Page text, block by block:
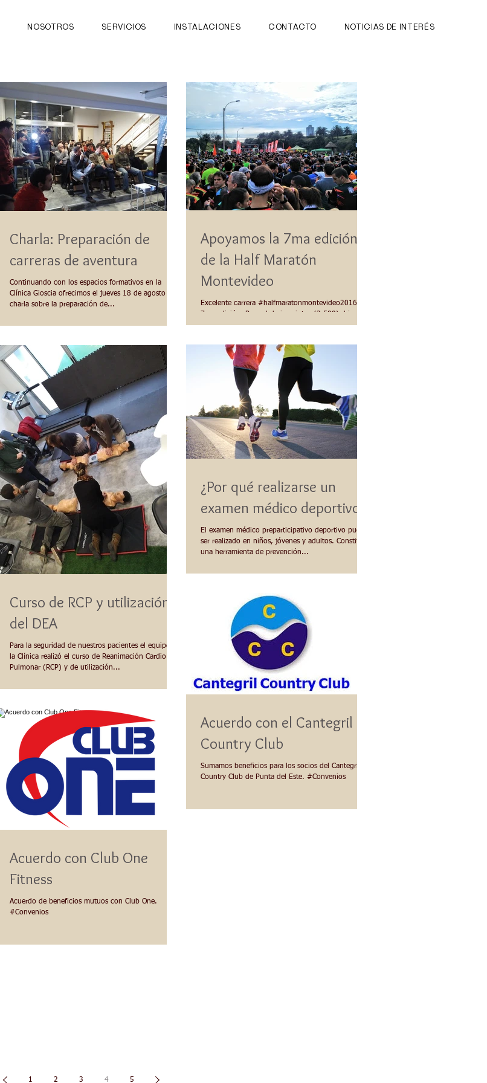
NOSOTROS SERVICIOS INSTALACIONES CONTACTO NOTICIAS DE INTERÉS
Charla: Preparación de
carreras de aventura
Continuando con los espacios formativos en la
Clínica Gioscia ofrecimos el jueves 18 de agosto una
charla sobre la preparación de...
Apoyamos la 7ma edición
de la Half Maratón
Montevideo
Excelente carrera ‪#‎halfmaratonmontevideo2016‬,
7ma edición. Record de inscriptos (3.500); bien
organizada y muy disfrutable....
Curso de RCP y utilización
del DEA
Para la seguridad de nuestros pacientes el equipo de
la Clínica realizó el curso de Reanimación Cardio
Pulmonar (RCP) y de utilización...
¿Por qué realizarse un
examen médico deportivo?
El examen médico preparticipativo deportivo puede
ser realizado en niños, jóvenes y adultos. Constituye
una herramienta de prevención...
Acuerdo con Club One
Fitness
Acuerdo de beneficios mutuos con Club One.
#Convenios
Acuerdo con el Cantegril
Country Club
Sumamos beneficios para los socios del Cantegril
Country Club de Punta del Este. #Convenios
1 2 3 4 5